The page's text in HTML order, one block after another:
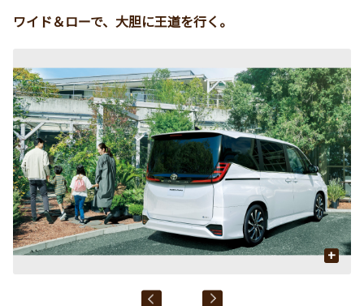
ワイド＆ローで、大胆に王道を行く。
+